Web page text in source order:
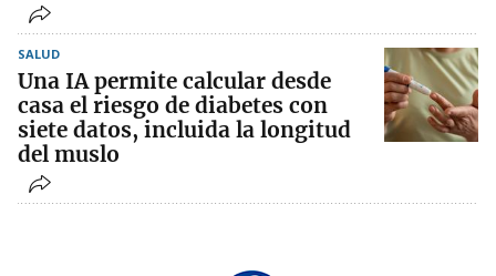
SALUD
Una IA permite calcular desde
casa el riesgo de diabetes con
siete datos, incluida la longitud
del muslo